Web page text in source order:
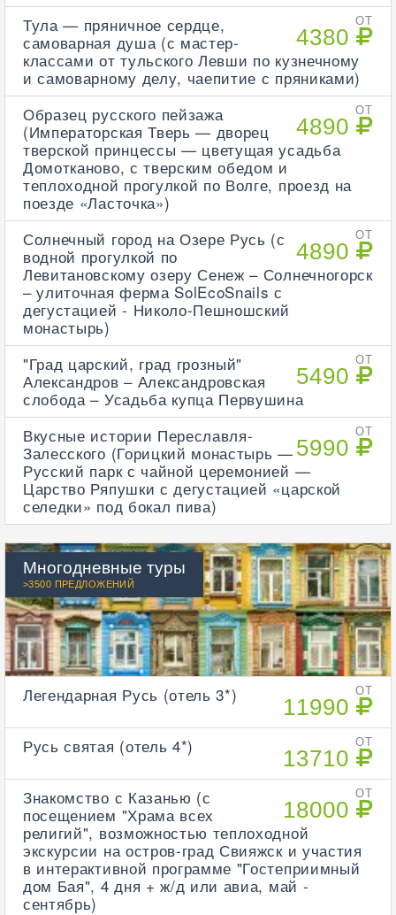
ОТ
4380
Тула — пряничное сердце,
самоварная душа (с мастер-
классами от тульского Левши по кузнечному
и самоварному делу, чаепитие с пряниками)
ОТ
4890
Образец русского пейзажа
(Императорская Тверь — дворец
тверской принцессы — цветущая усадьба
Домотканово, с тверским обедом и
теплоходной прогулкой по Волге, проезд на
поезде «Ласточка»)
ОТ
4890
Солнечный город на Озере Русь (с
водной прогулкой по
Левитановскому озеру Сенеж – Солнечногорск
– улиточная ферма SolEcoSnails с
дегустацией - Николо-Пешношский
монастырь)
ОТ
5490
"Град царский, град грозный"
Александров – Александровская
слобода – Усадьба купца Первушина
ОТ
5990
Вкусные истории Переславля-
Залесского (Горицкий монастырь —
Русский парк с чайной церемонией —
Царство Ряпушки с дегустацией «царской
селедки» под бокал пива)
Многодневные туры
>3500 ПРЕДЛОЖЕНИЙ
ОТ
11990
Легендарная Русь (отель 3*)
ОТ
13710
Русь святая (отель 4*)
ОТ
18000
Знакомство с Казанью (с
посещением "Храма всех
религий", возможностью теплоходной
экскурсии на остров-град Свияжск и участия
в интерактивной программе "Гостеприимный
дом Бая", 4 дня + ж/д или авиа, май -
сентябрь)